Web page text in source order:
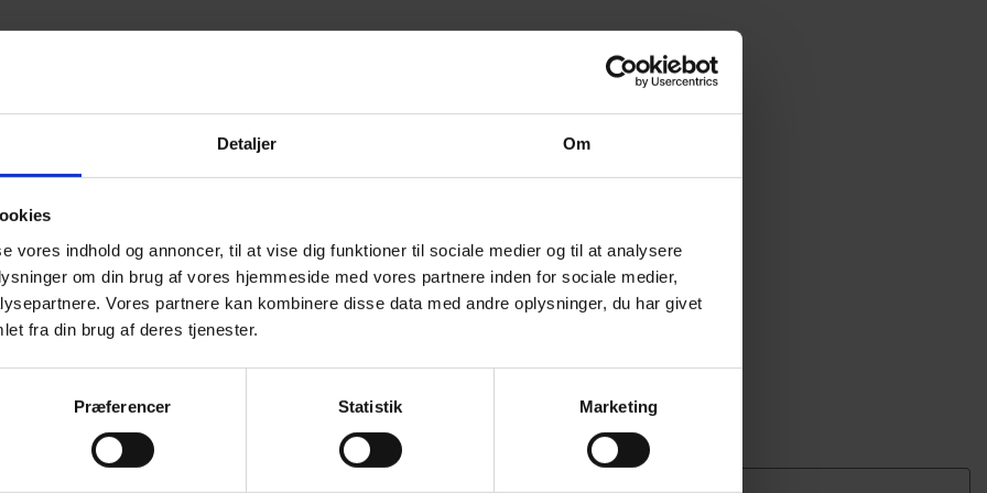
Detaljer Om
vores indhold og annoncer, til at vise dig funktioner til sociale medier og til at analysere
om din brug af vores hjemmeside med vores partnere inden for sociale medier,
Vores partnere kan kombinere disse data med andre oplysninger, du har givet
fra din brug af deres tjenester.
Præferencer Statistik Marketing
kvartsglas eller
vi en løsning
på post@mirit.dk.
på +45 4494 4449
Firmanavn